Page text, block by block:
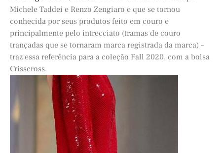
Michele Taddei e Renzo Zengiaro e que se tornou
conhecida por seus produtos feito em couro e
principalmente pelo intrecciato (tramas de couro
trançadas que se tornaram marca registrada da marca) –
traz essa referência para a coleção Fall 2020, com a bolsa
Crisscross.